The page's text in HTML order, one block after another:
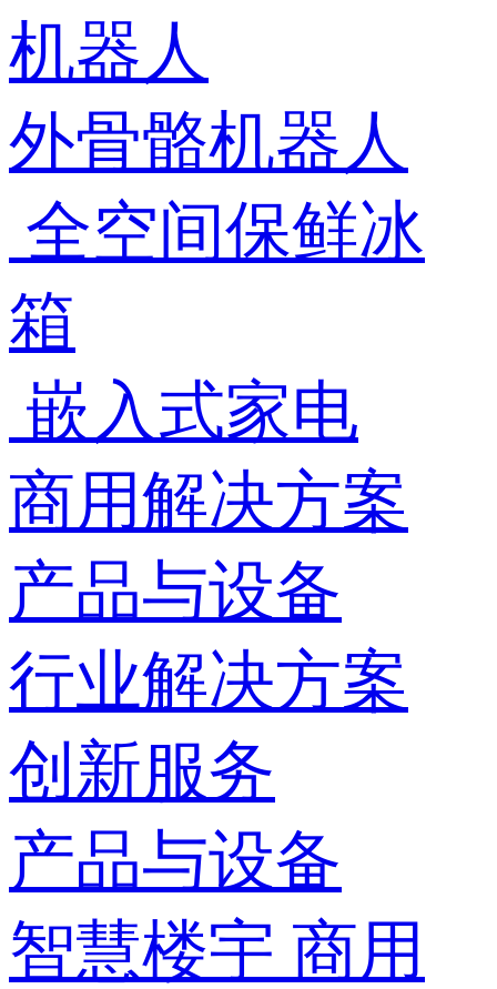
机器人
外骨骼机器人
全空间保鲜冰
箱
嵌入式家电
商用解决方案
产品与设备
行业解决方案
创新服务
产品与设备
智慧楼宇 商用